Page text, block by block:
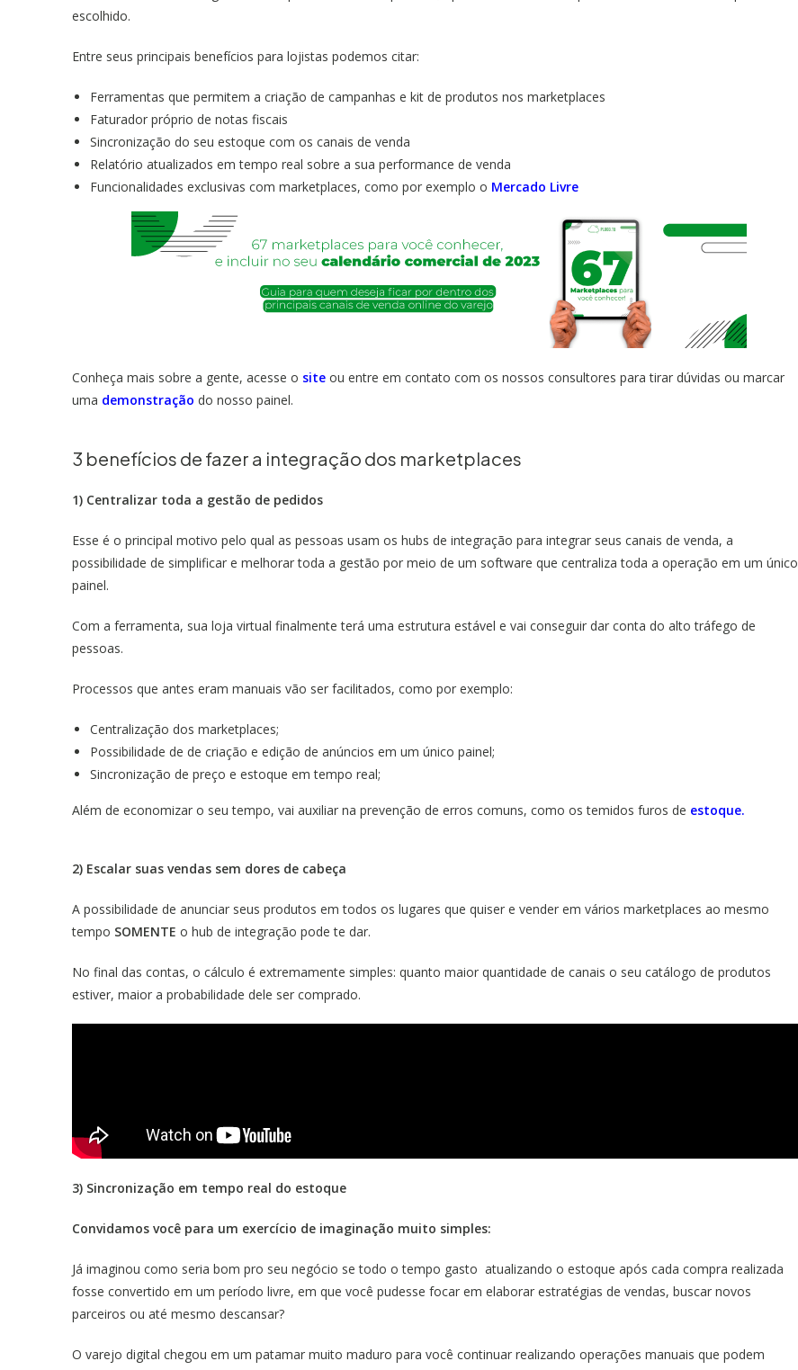
escolhido.
Entre seus principais benefícios para lojistas podemos citar:
Ferramentas que permitem a criação de campanhas e kit de produtos nos marketplaces
Faturador próprio de notas fiscais
Sincronização do seu estoque com os canais de venda
Relatório atualizados em tempo real sobre a sua performance de venda
Funcionalidades exclusivas com marketplaces, como por exemplo o Mercado Livre
Conheça mais sobre a gente, acesse o site ou entre em contato com os nossos consultores para tirar dúvidas ou marcar
uma demonstração do nosso painel.
3 benefícios de fazer a integração dos marketplaces
1) Centralizar toda a gestão de pedidos
Esse é o principal motivo pelo qual as pessoas usam os hubs de integração para integrar seus canais de venda, a
possibilidade de simplificar e melhorar toda a gestão por meio de um software que centraliza toda a operação em um único
painel.
Com a ferramenta, sua loja virtual finalmente terá uma estrutura estável e vai conseguir dar conta do alto tráfego de
pessoas.
Processos que antes eram manuais vão ser facilitados, como por exemplo:
Centralização dos marketplaces;
Possibilidade de de criação e edição de anúncios em um único painel;
Sincronização de preço e estoque em tempo real;
Além de economizar o seu tempo, vai auxiliar na prevenção de erros comuns, como os temidos furos de estoque.
2) Escalar suas vendas sem dores de cabeça
A possibilidade de anunciar seus produtos em todos os lugares que quiser e vender em vários marketplaces ao mesmo
tempo SOMENTE o hub de integração pode te dar.
No final das contas, o cálculo é extremamente simples: quanto maior quantidade de canais o seu catálogo de produtos
estiver, maior a probabilidade dele ser comprado.
3) Sincronização em tempo real do estoque
Convidamos você para um exercício de imaginação muito simples:
Já imaginou como seria bom pro seu negócio se todo o tempo gasto atualizando o estoque após cada compra realizada
fosse convertido em um período livre, em que você pudesse focar em elaborar estratégias de vendas, buscar novos
parceiros ou até mesmo descansar?
O varejo digital chegou em um patamar muito maduro para você continuar realizando operações manuais que podem